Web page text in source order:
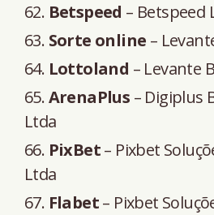
Betspeed – Betspeed
Sorte online –
Lottoland – Levante
ArenaPlus – Digiplus
Ltda
PixBet– Pixbet
Ltda
Flabet– Pixbet